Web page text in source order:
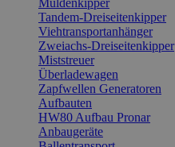
Muldenkipper
Tandem-Dreiseitenkipper
Viehtransportanhänger
Zweiachs-Dreiseitenkipper
Miststreuer
Überladewagen
Zapfwellen Generatoren
Aufbauten
HW80 Aufbau Pronar
Anbaugeräte